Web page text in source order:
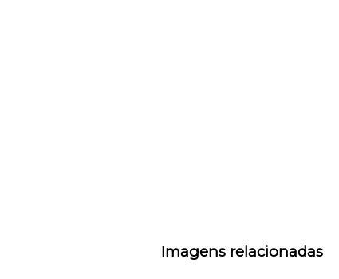
Imagens relacionadas